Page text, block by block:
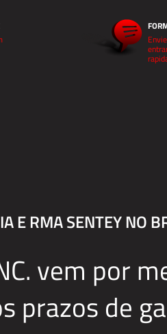
E RMA SENTEY NO
vem por
prazos de